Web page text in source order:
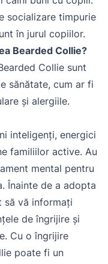
socializare timpurie
în jurul copiilor.
Bearded Collie?
Collie sunt
sănătate, cum ar fi
și alergiile.
inteligenți, energici
familiilor active. Au
mental pentru
Înainte de a adopta
să vă informați
de îngrijire și
Cu o îngrijire
poate fi un